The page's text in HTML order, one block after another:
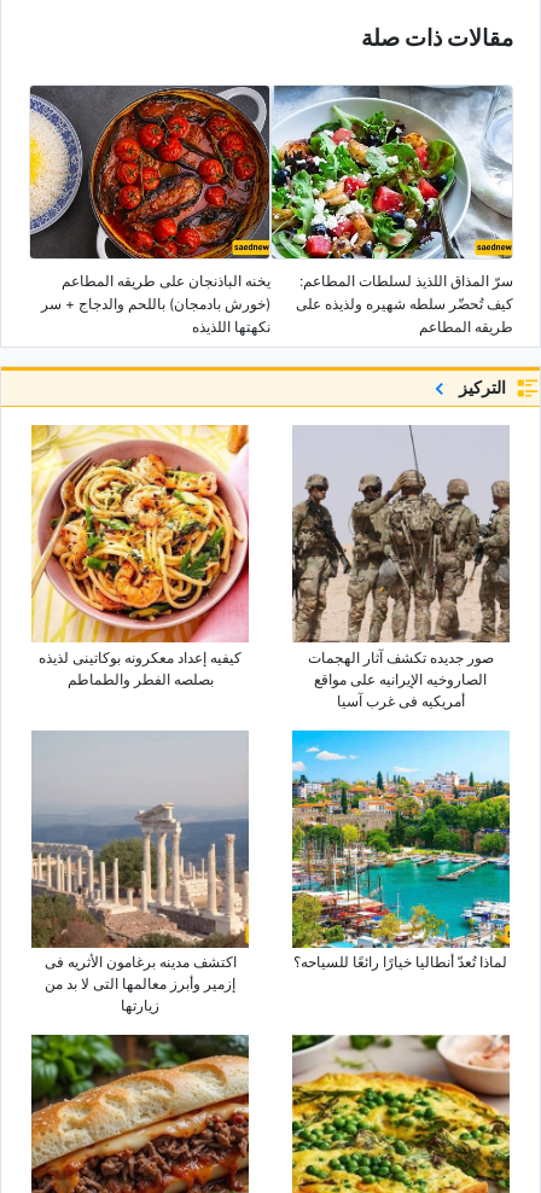
مقالات ذات صلة
سرّ المذاق اللذیذ لسلطات المطاعم:
کیف تُحضّر سلطه شهیره ولذیذه على
طریقه المطاعم
یخنه الباذنجان على طریقه المطاعم
(خورش بادمجان) باللحم والدجاج + سر
نکهتها اللذیذه
التركيز
صور جدیده تکشف آثار الهجمات
الصاروخیه الإیرانیه على مواقع
أمریکیه فی غرب آسیا
کیفیه إعداد معکرونه بوکاتینی لذیذه
بصلصه الفطر والطماطم
لماذا تُعدّ أنطالیا خیارًا رائعًا للسیاحه؟
اکتشف مدینه برغامون الأثریه فی
إزمیر وأبرز معالمها التی لا بد من
زیارتها